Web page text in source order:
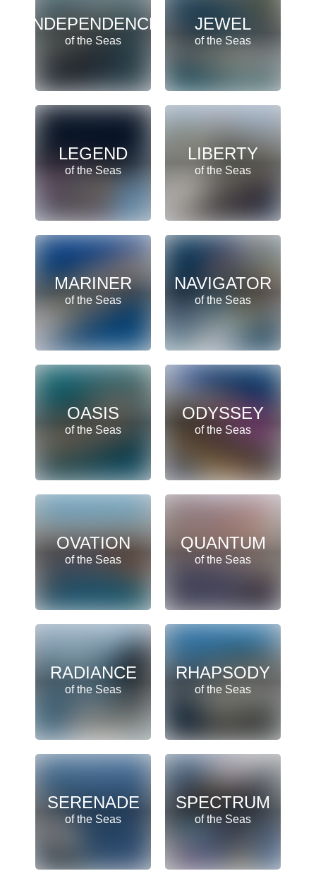
INDEPENDENCE
of the Seas
JEWEL
of the Seas
LEGEND
of the Seas
LIBERTY
of the Seas
MARINER
of the Seas
NAVIGATOR
of the Seas
OASIS
of the Seas
ODYSSEY
of the Seas
OVATION
of the Seas
QUANTUM
of the Seas
RADIANCE
of the Seas
RHAPSODY
of the Seas
SERENADE
of the Seas
SPECTRUM
of the Seas